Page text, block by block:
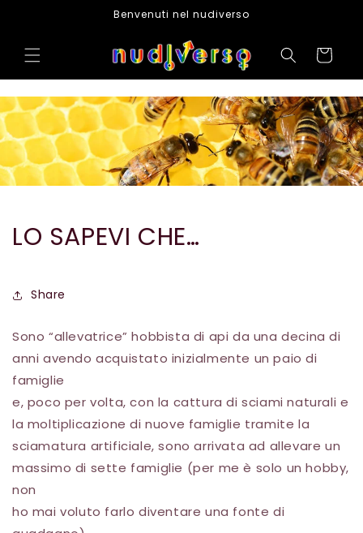
Benvenuti nel nudiverso
Cart
LO SAPEVI CHE…
Share
Sono “allevatrice” hobbista di api da una decina di
anni avendo acquistato inizialmente un paio di
famiglie
e, poco per volta, con la cattura di sciami naturali e
la moltiplicazione di nuove famiglie tramite la
sciamatura artificiale, sono arrivata ad allevare un
massimo di sette famiglie (per me è solo un hobby,
non
ho mai voluto farlo diventare una fonte di